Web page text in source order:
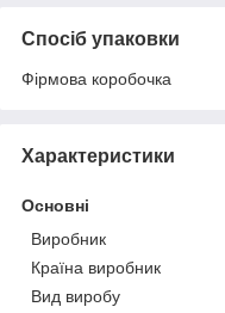
Спосіб упаковки
Фірмова коробочка
Характеристики
Основні
Виробник
Країна виробник
Вид виробу